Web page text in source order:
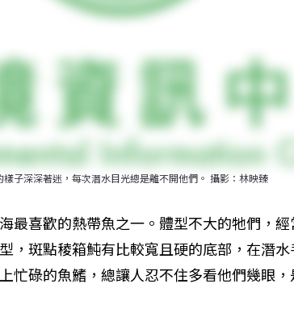
子深深著迷，每次潛水目光總是離不開他們。 攝影：林映臻
最喜歡的熱帶魚之一。體型不大的牠們，
，斑點稜箱魨有比較寬且硬的底部，在潛
忙碌的魚鰭，總讓人忍不住多看他們幾眼